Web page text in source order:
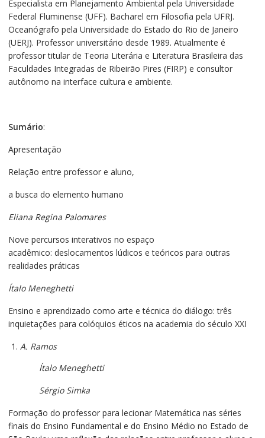
Especialista em Planejamento Ambiental pela Universidade
Federal Fluminense (UFF). Bacharel em Filosofia pela UFRJ.
Oceanógrafo pela Universidade do Estado do Rio de Janeiro
(UERJ). Professor universitário desde 1989. Atualmente é
professor titular de Teoria Literária e Literatura Brasileira das
Faculdades Integradas de Ribeirão Pires (FIRP) e consultor
autônomo na interface cultura e ambiente.
Sumário:
Apresentação
Relação entre professor e aluno,
a busca do elemento humano
Eliana Regina Palomares
Nove percursos interativos no espaço
acadêmico: deslocamentos lúdicos e teóricos para outras
realidades práticas
Ítalo Meneghetti
Ensino e aprendizado como arte e técnica do diálogo: três
inquietações para colóquios éticos na academia do século XXI
A. Ramos
Ítalo Meneghetti
Sérgio Simka
Formação do professor para lecionar Matemática nas séries
finais do Ensino Fundamental e do Ensino Médio no Estado de